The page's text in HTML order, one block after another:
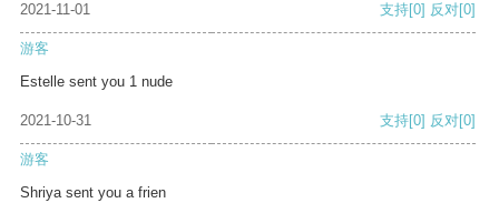
2021-11-01 支持[0] 反对[0]
游客
Estelle sent you 1 nude
2021-10-31 支持[0] 反对[0]
游客
Shriya sent you a frien